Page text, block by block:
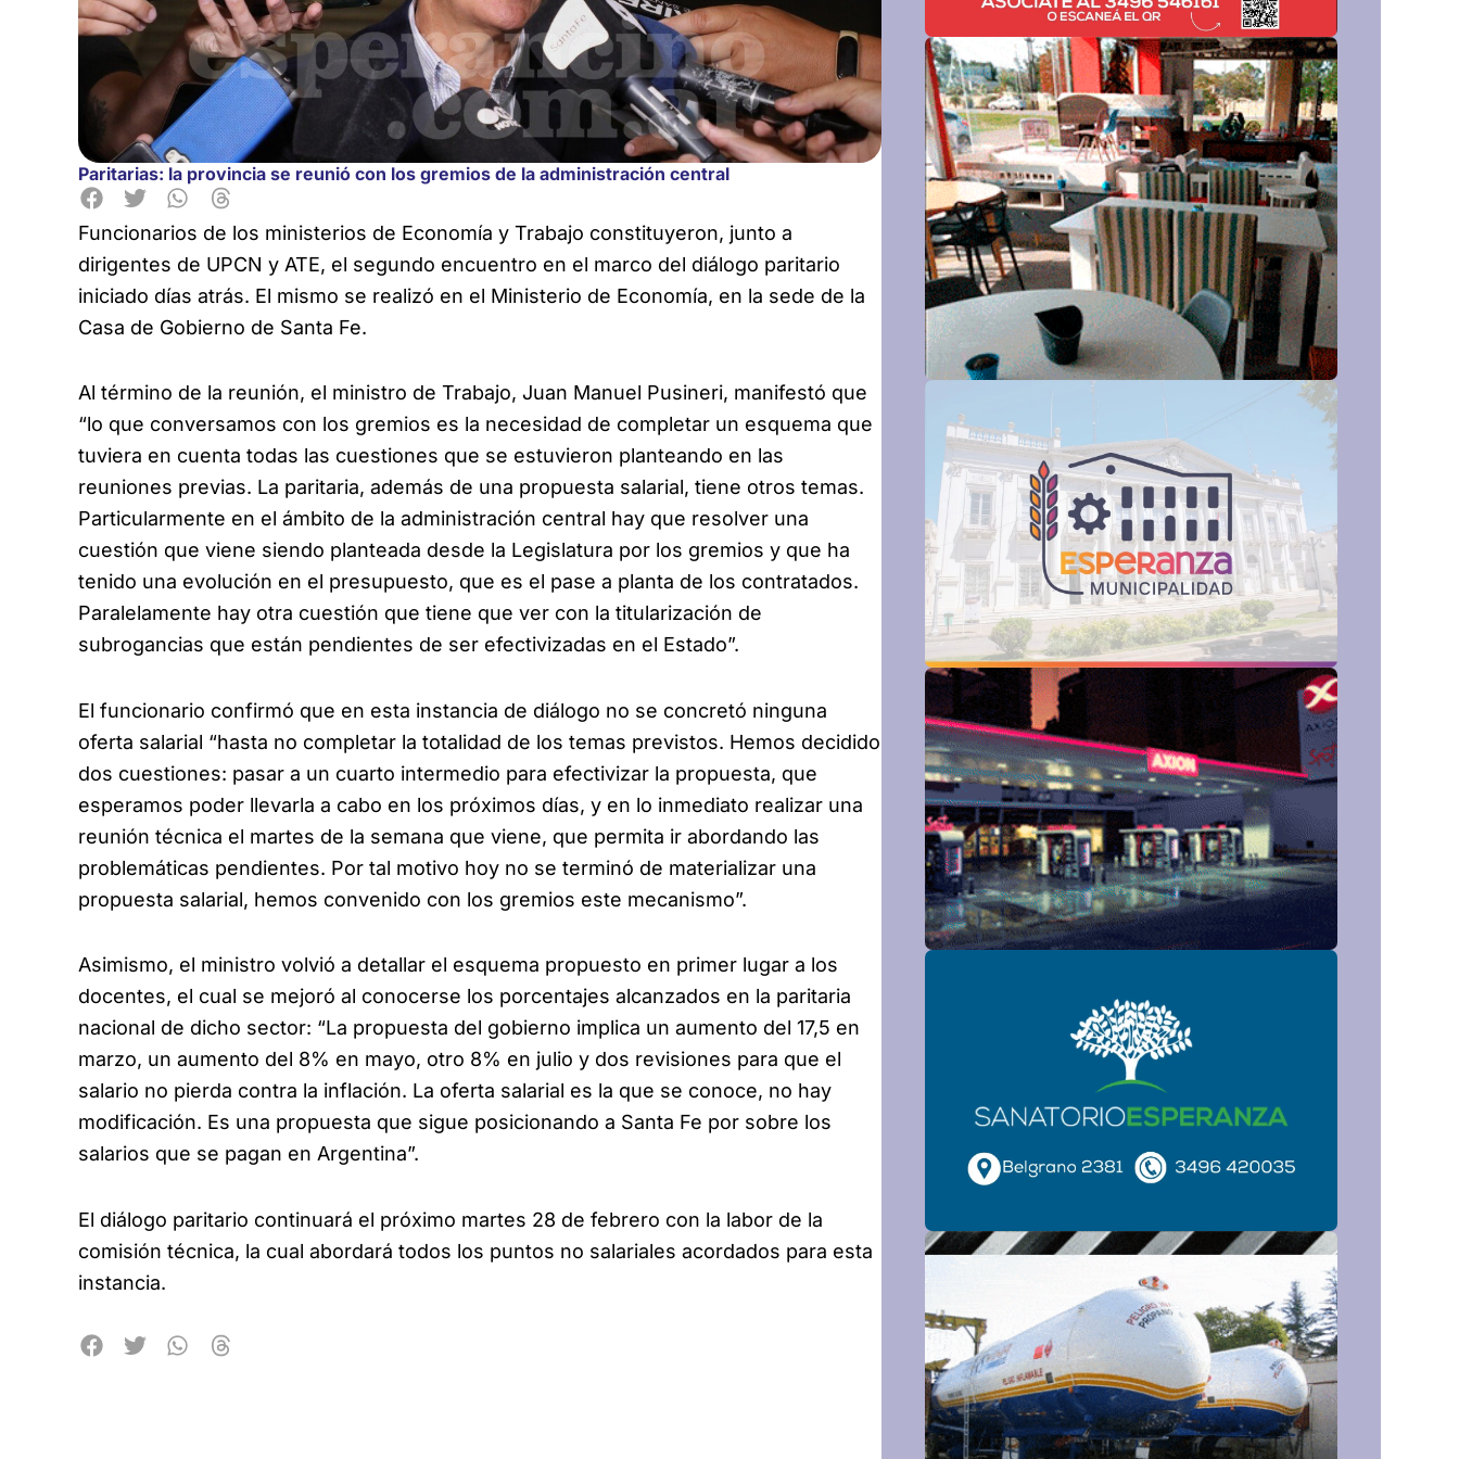
Paritarias: la provincia se reunió con los gremios de la administración central
Funcionarios de los ministerios de Economía y Trabajo constituyeron, junto a
dirigentes de UPCN y ATE, el segundo encuentro en el marco del diálogo paritario
iniciado días atrás. El mismo se realizó en el Ministerio de Economía, en la sede de la
Casa de Gobierno de Santa Fe.
Al término de la reunión, el ministro de Trabajo, Juan Manuel Pusineri, manifestó que
“lo que conversamos con los gremios es la necesidad de completar un esquema que
tuviera en cuenta todas las cuestiones que se estuvieron planteando en las
reuniones previas. La paritaria, además de una propuesta salarial, tiene otros temas.
Particularmente en el ámbito de la administración central hay que resolver una
cuestión que viene siendo planteada desde la Legislatura por los gremios y que ha
tenido una evolución en el presupuesto, que es el pase a planta de los contratados.
Paralelamente hay otra cuestión que tiene que ver con la titularización de
subrogancias que están pendientes de ser efectivizadas en el Estado”.
El funcionario confirmó que en esta instancia de diálogo no se concretó ninguna
oferta salarial “hasta no completar la totalidad de los temas previstos. Hemos decidido
dos cuestiones: pasar a un cuarto intermedio para efectivizar la propuesta, que
esperamos poder llevarla a cabo en los próximos días, y en lo inmediato realizar una
reunión técnica el martes de la semana que viene, que permita ir abordando las
problemáticas pendientes. Por tal motivo hoy no se terminó de materializar una
propuesta salarial, hemos convenido con los gremios este mecanismo”.
Asimismo, el ministro volvió a detallar el esquema propuesto en primer lugar a los
docentes, el cual se mejoró al conocerse los porcentajes alcanzados en la paritaria
nacional de dicho sector: “La propuesta del gobierno implica un aumento del 17,5 en
marzo, un aumento del 8% en mayo, otro 8% en julio y dos revisiones para que el
salario no pierda contra la inflación. La oferta salarial es la que se conoce, no hay
modificación. Es una propuesta que sigue posicionando a Santa Fe por sobre los
salarios que se pagan en Argentina”.
El diálogo paritario continuará el próximo martes 28 de febrero con la labor de la
comisión técnica, la cual abordará todos los puntos no salariales acordados para esta
instancia.